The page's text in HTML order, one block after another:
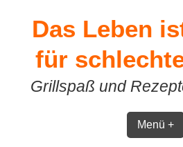
contentDas Leben
für
Grillspaß und
Menü +